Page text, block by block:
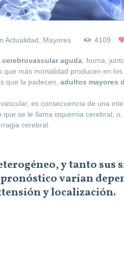
Actualidad, Mayores 4109
aguda , forma,
que más mortalidad producen en
que la padecen, adultos mayores
es consecuencia de una
que se le llama isquemia cerebral;
cerebral.
y tanto sus
varían
y localización.